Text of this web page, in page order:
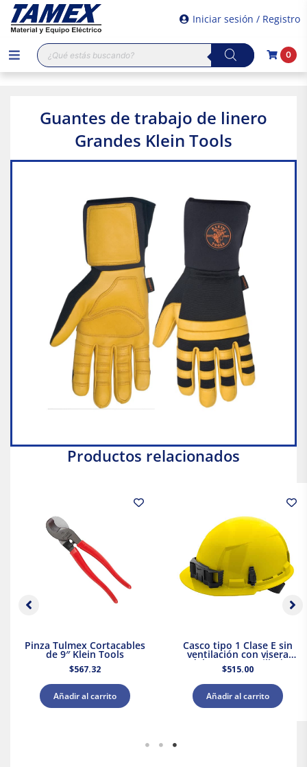
Iniciar sesión / Registro
Búsqueda
de
productos
0
Guantes de trabajo de linero
Grandes Klein Tools
Productos relacionados
Pinza Tulmex Cortacables
de 9″ Klein Tools
$567.32
Añadir al carrito
Casco tipo 1 Clase E sin
ventilación con visera
delantera amarilla |
Milwaukee
$515.00
Añadir al carrito